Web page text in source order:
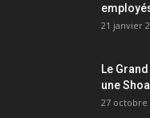
21 janvier
Le
une
27 octobre